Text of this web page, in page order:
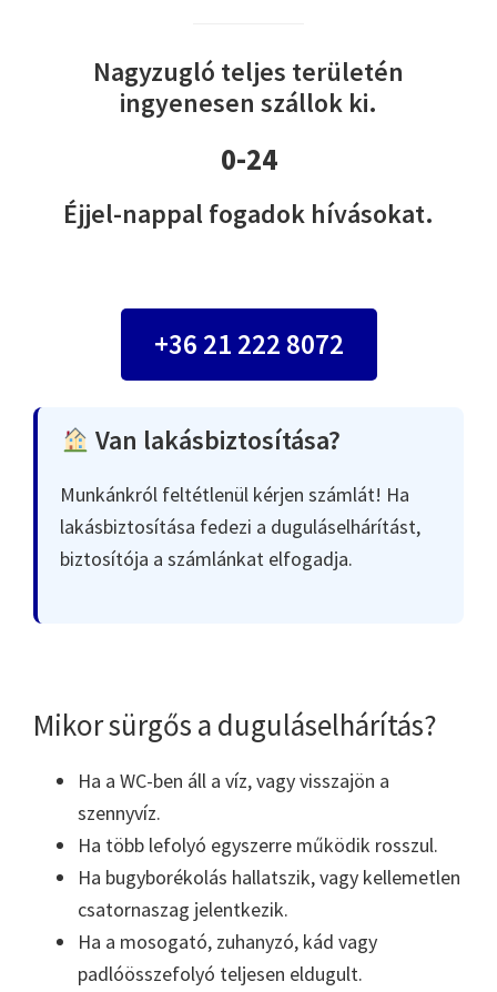
Nagyzugló teljes területén
ingyenesen szállok ki.
0-24
Éjjel-nappal fogadok hívásokat.
+36 21 222 8072
Van lakásbiztosítása?
Munkánkról feltétlenül kérjen számlát! Ha
lakásbiztosítása fedezi a duguláselhárítást,
biztosítója a számlánkat elfogadja.
Mikor sürgős a duguláselhárítás?
Ha a WC-ben áll a víz, vagy visszajön a
szennyvíz.
Ha több lefolyó egyszerre működik rosszul.
Ha bugyborékolás hallatszik, vagy kellemetlen
csatornaszag jelentkezik.
Ha a mosogató, zuhanyzó, kád vagy
padlóösszefolyó teljesen eldugult.